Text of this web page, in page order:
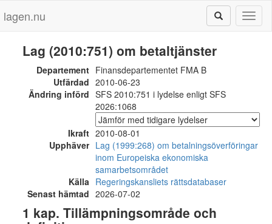
lagen.nu
Lag (2010:751) om betaltjänster
Departement Finansdepartementet FMA B
Utfärdad 2010-06-23
Ändring införd SFS 2010:751 i lydelse enligt SFS
2026:1068
Ikraft 2010-08-01
Upphäver Lag (1999:268) om betalningsöverföringar
inom Europeiska ekonomiska
samarbetsområdet
Källa Regeringskansliets rättsdatabaser
Senast hämtad 2026-07-02
1 kap. Tillämpningsområde och